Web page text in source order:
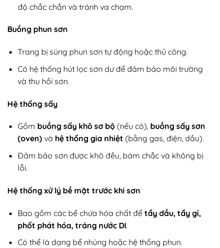
độ chắc chắn và tránh va chạm.
Buồng phun sơn
Trang bị súng phun sơn tự động hoặc thủ công.
Có hệ thống hút lọc sơn dư để đảm bảo môi trường
và thu hồi sơn.
Hệ thống sấy
Gồm buồng sấy khô sơ bộ(nếu có), buồng sấy sơn
(oven)và hệ thống gia nhiệt (bằng gas, điện, dầu).
Đảm bảo sơn được khô đều, bám chắc và không bị
lỗi.
Hệ thống xử lý bề mặt trước khi sơn
Bao gồm các bể chứa hóa chất để tẩy dầu, tẩy gỉ,
phốt phát hóa, tráng nước DI.
Có thể là dạng bể nhúng hoặc hệ thống phun.